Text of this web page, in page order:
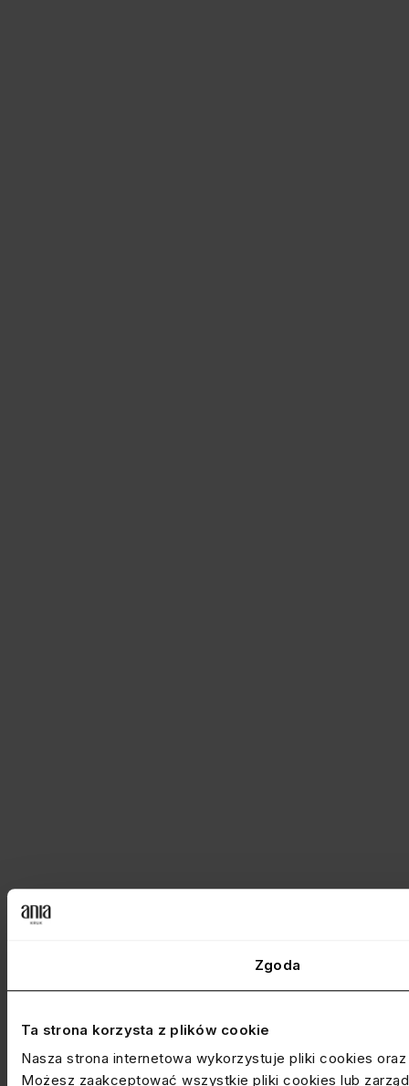
Zgoda
Ta strona korzysta z plików cookie
Nasza strona internetowa wykorzystuje pliki cookies
Możesz zaakceptować wszystkie pliki cookies lub